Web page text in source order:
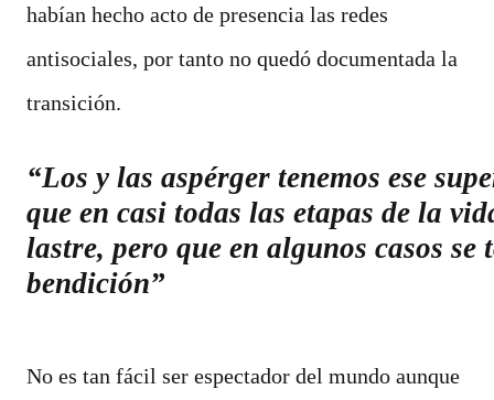
habían hecho acto de presencia las redes
antisociales, por tanto no quedó documentada la
transición.
Los y las aspérger tenemos ese
que en casi todas las etapas de la
lastre, pero que en algunos casos se
bendición
No es tan fácil ser espectador del mundo aunque